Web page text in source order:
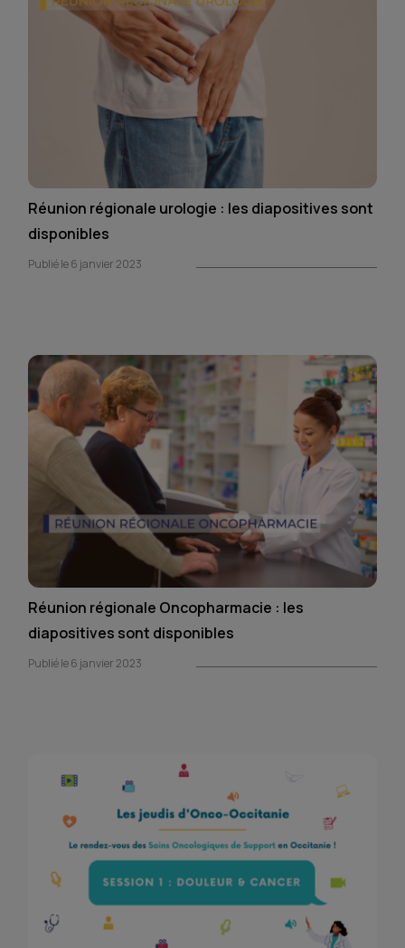
Réunion régionale urologie : les diapositives sont
disponibles
Publié le 6 janvier 2023
Réunion régionale Oncopharmacie : les
diapositives sont disponibles
Publié le 6 janvier 2023